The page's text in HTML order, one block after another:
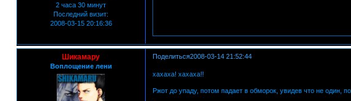
2 часа 30 минут
Последний визит:
2008-03-15 20:16:36
Поделиться2008-03-14 21:52:44
Шикамару
Воплощение лени
хахаха! хахаха!!
Ржот до упаду, потом падает в обморок, увидев что не один,